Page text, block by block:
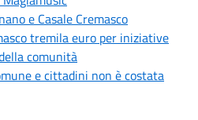
e Casale Cremasco
tremila euro per iniziative
comunità
e cittadini non è costata